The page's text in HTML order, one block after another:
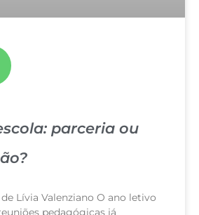
parceria ou
Lívia Valenziano O ano letivo
pedagógicas já